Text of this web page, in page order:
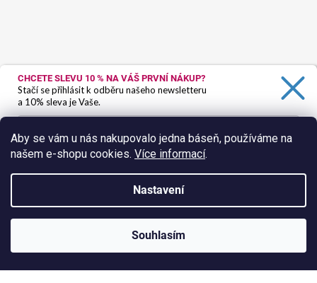
Aby se vám u nás nakupovalo jedna báseň, používáme na
našem e-shopu cookies. Více informací.
Nastavení
Souhlasím
Sledovat na Instagramu
CHCETE SLEVU 10 % NA VÁŠ PRVNÍ NÁKUP?
Stačí se přihlásit k odběru našeho newsletteru
a 10% sleva je Vaše.
Ano, chci se přihlásit
Zásady zpracování osobních údajů